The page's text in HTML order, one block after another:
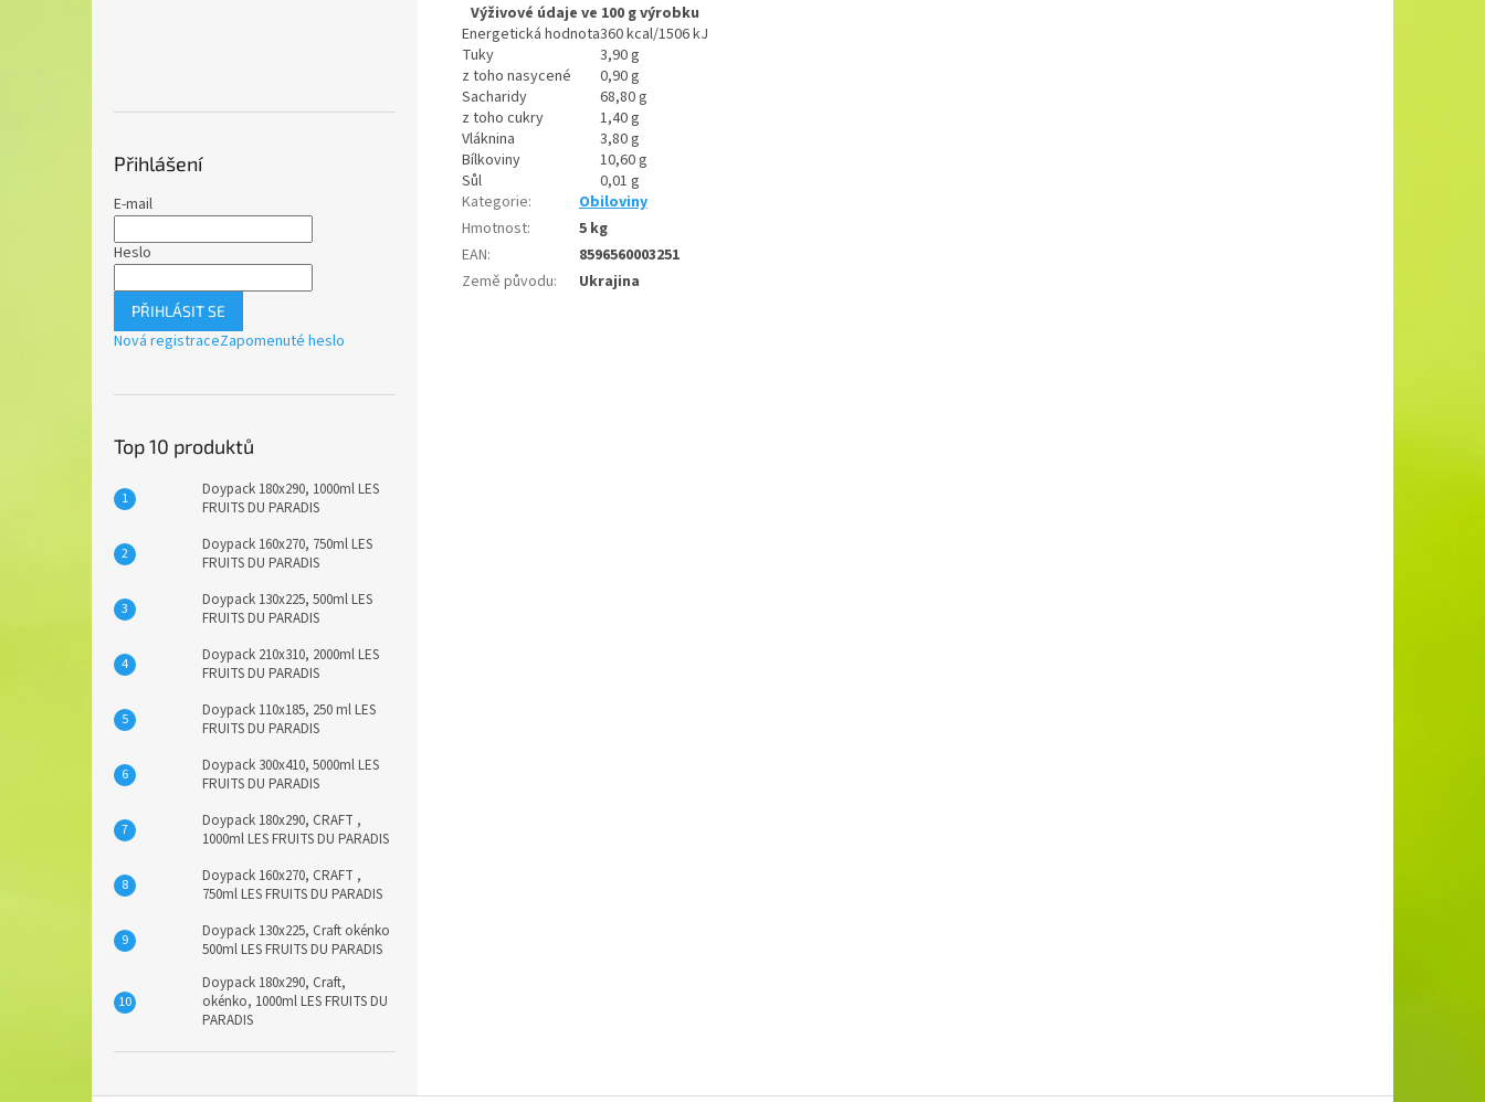
Přihlášení
E-mail
Heslo
PŘIHLÁSIT SE
Nová registraceZapomenuté heslo
Top 10 produktů
Doypack 180x290, 1000ml LES
FRUITS DU PARADIS
Doypack 160x270, 750ml LES
FRUITS DU PARADIS
Doypack 130x225, 500ml LES
FRUITS DU PARADIS
Doypack 210x310, 2000ml LES
FRUITS DU PARADIS
Doypack 110x185, 250 ml LES
FRUITS DU PARADIS
Doypack 300x410, 5000ml LES
FRUITS DU PARADIS
Doypack 180x290, CRAFT ,
1000ml LES FRUITS DU PARADIS
Doypack 160x270, CRAFT ,
750ml LES FRUITS DU PARADIS
Doypack 130x225, Craft okénko
500ml LES FRUITS DU PARADIS
Doypack 180x290, Craft,
okénko, 1000ml LES FRUITS DU
PARADIS
Výživové údaje ve 100 g výrobku
Energetická hodnota360 kcal/1506 kJ
Tuky
3,90 g
z toho nasycené
0,90 g
Sacharidy
68,80 g
z toho cukry
1,40 g
Vláknina
3,80 g
Bílkoviny
10,60 g
Sůl
0,01 g
Kategorie:
Obiloviny
Hmotnost:
5 kg
EAN:
8596560003251
Země původu: Ukrajina